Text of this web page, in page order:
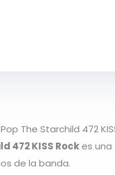
The Starchild 472
472 KISS Rockes una
de la banda.